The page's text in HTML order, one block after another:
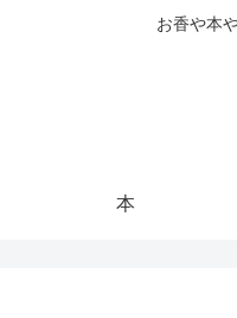
お香や本
本